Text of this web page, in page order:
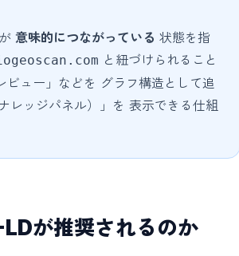
意味的につながっている 状態を指
と紐づけられること
ュー」などを グラフ構造として追
ッジパネル）」を 表示できる仕組
が推奨されるのか